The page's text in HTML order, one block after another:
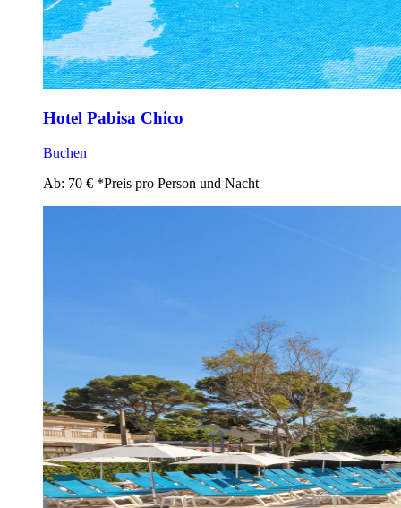
Hotel Pabisa Chico
Buchen
Ab: 70 € *Preis pro Person und Nacht